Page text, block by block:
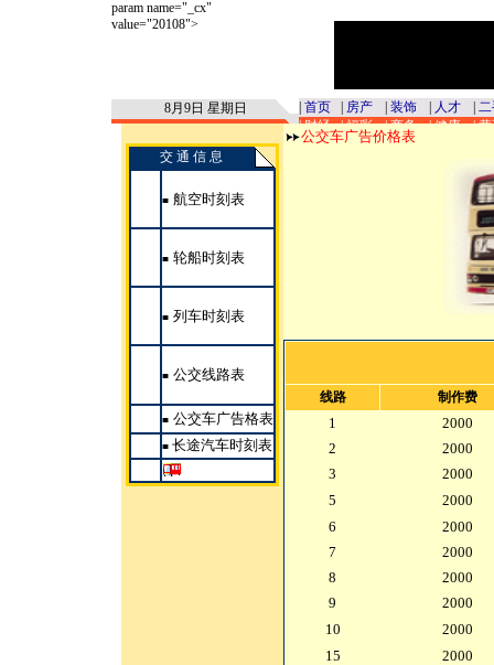
交 通 信 息
■ 航空时刻表
■ 轮船时刻表
■ 列车时刻表
■ 公交线路表
■ 公交车广告格表
■ 长途汽车时刻表
公交车广告价格表
线路 制作费
1
2000
2
2000
3
2000
5
2000
6
2000
7
2000
8
2000
9
2000
10
2000
15
2000